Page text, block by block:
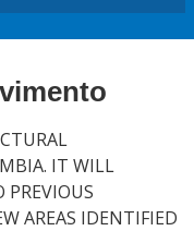
IT WILL
PREVIOUS
AREAS IDENTIFIED